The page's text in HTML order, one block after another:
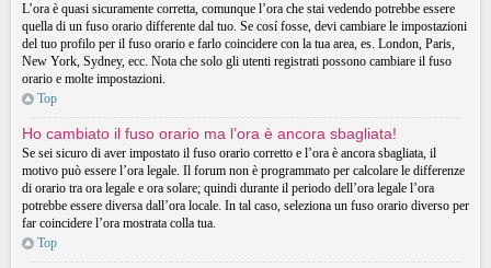
L’ora è quasi sicuramente corretta, comunque l’ora che stai vedendo potrebbe essere
quella di un fuso orario differente dal tuo. Se cosí fosse, devi cambiare le impostazioni
del tuo profilo per il fuso orario e farlo coincidere con la tua area, es. London, Paris,
New York, Sydney, ecc. Nota che solo gli utenti registrati possono cambiare il fuso
orario e molte impostazioni.
Top
Ho cambiato il fuso orario ma l’ora è ancora sbagliata!
Se sei sicuro di aver impostato il fuso orario corretto e l’ora è ancora sbagliata, il
motivo può essere l’ora legale. Il forum non è programmato per calcolare le differenze
di orario tra ora legale e ora solare; quindi durante il periodo dell’ora legale l’ora
potrebbe essere diversa dall’ora locale. In tal caso, seleziona un fuso orario diverso per
far coincidere l’ora mostrata colla tua.
Top